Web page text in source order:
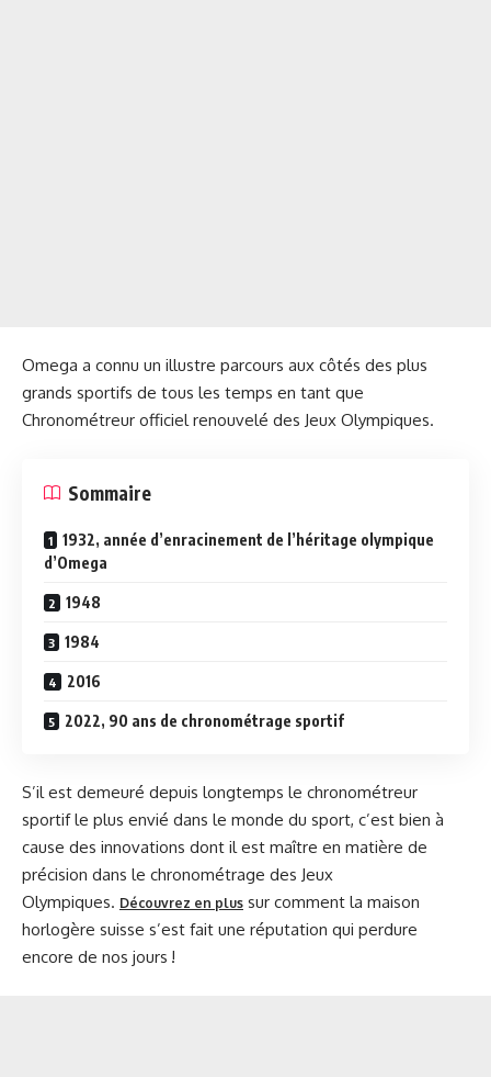
Omega a connu un illustre parcours aux côtés des plus
grands sportifs de tous les temps en tant que
Chronométreur officiel renouvelé des Jeux Olympiques.
Sommaire
1932, année d’enracinement de l’héritage olympique
d’Omega
1948
1984
2016
2022, 90 ans de chronométrage sportif
S’il est demeuré depuis longtemps le chronométreur
sportif le plus envié dans le monde du sport, c’est bien à
cause des innovations dont il est maître en matière de
précision dans le chronométrage des Jeux
Olympiques. Découvrez en plus sur comment la maison
horlogère suisse s’est fait une réputation qui perdure
encore de nos jours !